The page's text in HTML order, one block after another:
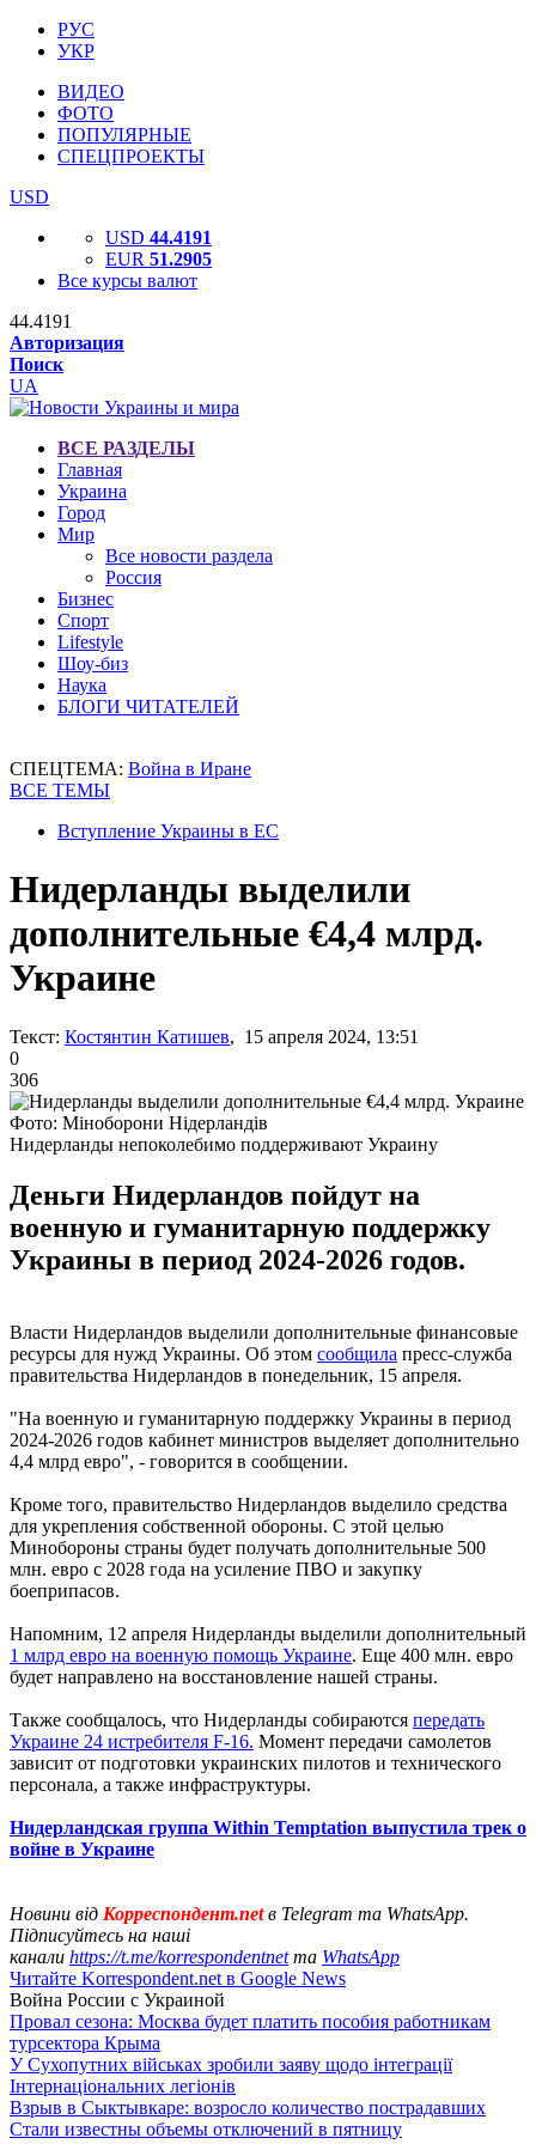
РУС
УКР
ВИДЕО
ФОТО
ПОПУЛЯРНЫЕ
СПЕЦПРОЕКТЫ
USD
USD 44.4191
EUR 51.2905
Все курсы валют
44.4191
Авторизация
Поиск
UA
ВСЕ РАЗДЕЛЫ
Главная
Украина
Город
Мир
Все новости раздела
Россия
Бизнес
Спорт
Lifestyle
Шоу-биз
Наука
БЛОГИ ЧИТАТЕЛЕЙ
СПЕЦТЕМА: Война в Иране
ВСЕ ТЕМЫ
Вступление Украины в ЕС
Нидерланды выделили
дополнительные €4,4 млрд.
Украине
Текст: Костянтин Катишев, 15 апреля 2024, 13:51
0
306
Фото: Міноборони Нідерландів
Нидерланды непоколебимо поддерживают Украину
Деньги Нидерландов пойдут на
военную и гуманитарную поддержку
Украины в период 2024-2026 годов.
Власти Нидерландов выделили дополнительные финансовые
ресурсы для нужд Украины. Об этом сообщила пресс-служба
правительства Нидерландов в понедельник, 15 апреля.
"На военную и гуманитарную поддержку Украины в период
2024-2026 годов кабинет министров выделяет дополнительно
4,4 млрд евро", - говорится в сообщении.
Кроме того, правительство Нидерландов выделило средства
для укрепления собственной обороны. С этой целью
Минобороны страны будет получать дополнительные 500
млн. евро с 2028 года на усиление ПВО и закупку
боеприпасов.
Напомним, 12 апреля Нидерланды выделили дополнительный
1 млрд евро на военную помощь Украине. Еще 400 млн. евро
будет направлено на восстановление нашей страны.
Также сообщалось, что Нидерланды собираются передать
Украине 24 истребителя F-16. Момент передачи самолетов
зависит от подготовки украинских пилотов и технического
персонала, а также инфраструктуры.
Нидерландская группа Within Temptation выпустила трек о
войне в Украине
Новини від Корреспондент.netв Telegram та WhatsApp.
Підписуйтесь на наші
канали https://t.me/korrespondentnetта WhatsApp
Читайте Korrespondent.net в Google News
Война России с Украиной
Провал сезона: Москва будет платить пособия работникам
турсектора Крыма
У Сухопутних військах зробили заяву щодо інтеграції
Інтернаціональних легіонів
Взрыв в Сыктывкаре: возросло количество пострадавших
Стали известны объемы отключений в пятницу